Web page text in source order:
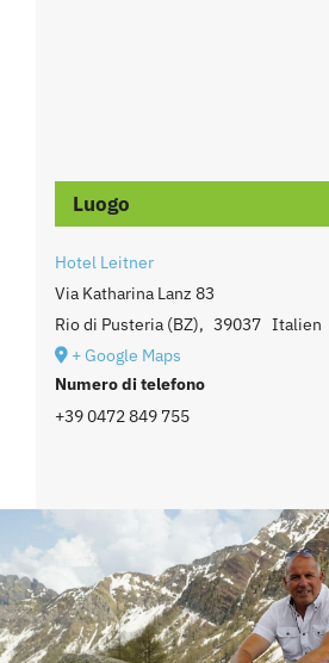
Luogo
Hotel Leitner
Via Katharina Lanz 83
Rio di Pusteria (BZ), 39037 Italien
+ Google Maps
Numero di telefono
+39 0472 849 755